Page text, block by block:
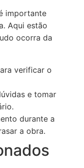
importante
Aqui estão
ocorra da
verificar o
e tomar
durante a
a obra.